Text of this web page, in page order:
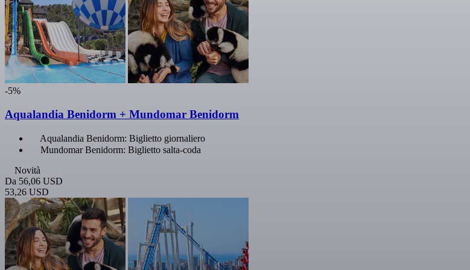
-5%
Aqualandia Benidorm + Mundomar Benidorm
Aqualandia Benidorm: Biglietto giornaliero
Mundomar Benidorm: Biglietto salta-coda
Novità
Da 56,06 USD
53,26 USD